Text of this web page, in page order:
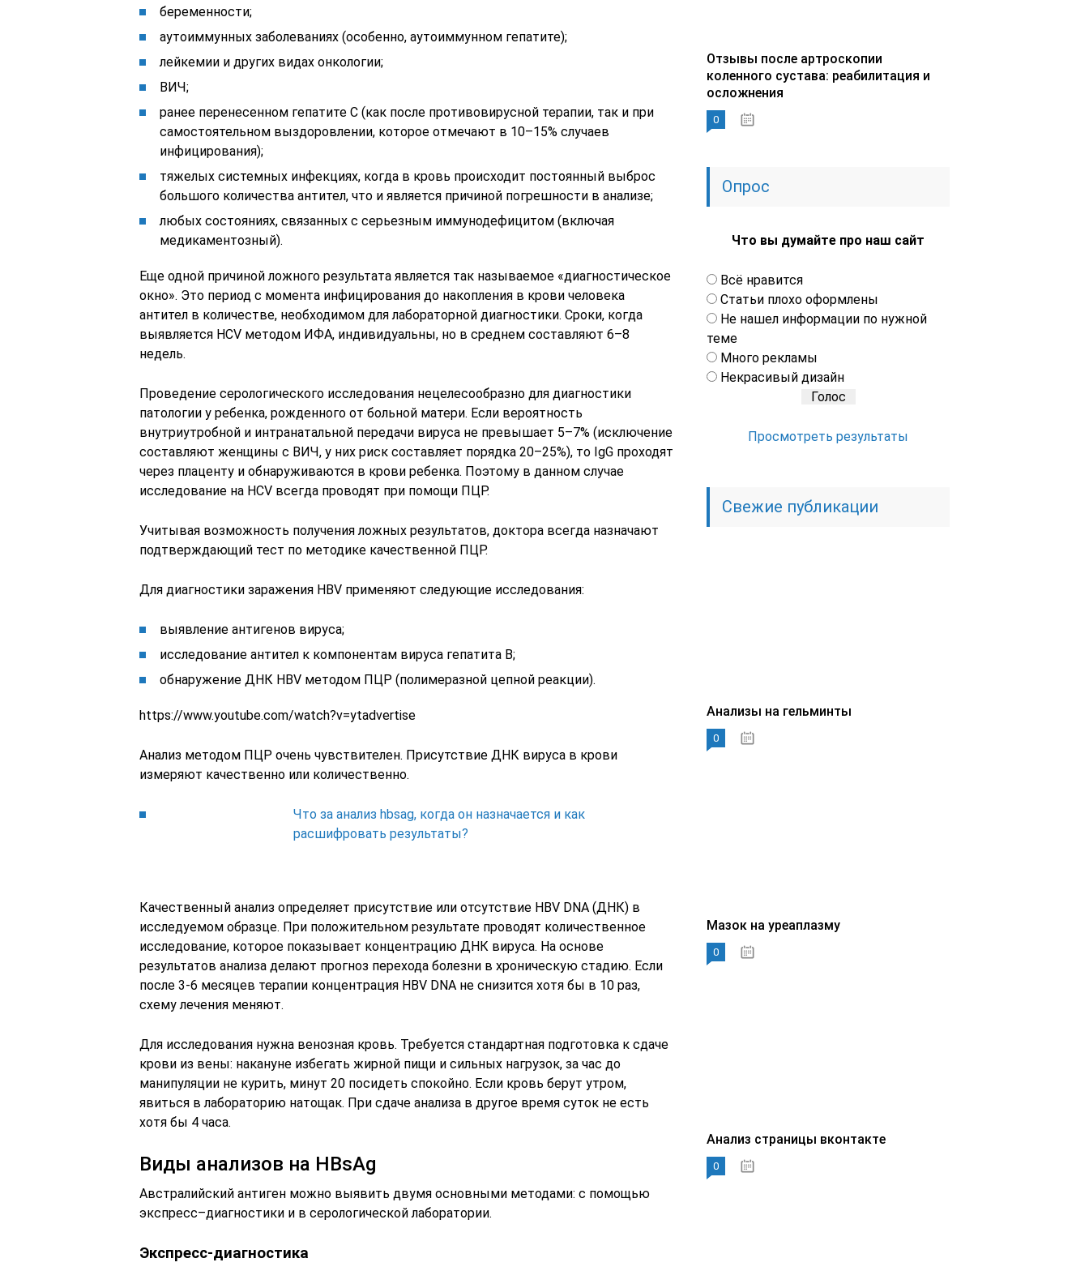
беременности;
аутоиммунных заболеваниях (особенно, аутоиммунном гепатите);
лейкемии и других видах онкологии;
ВИЧ;
ранее перенесенном гепатите С (как после противовирусной терапии, так и при
самостоятельном выздоровлении, которое отмечают в 10–15% случаев
инфицирования);
тяжелых системных инфекциях, когда в кровь происходит постоянный выброс
большого количества антител, что и является причиной погрешности в анализе;
любых состояниях, связанных с серьезным иммунодефицитом (включая
медикаментозный).
Еще одной причиной ложного результата является так называемое «диагностическое
окно». Это период с момента инфицирования до накопления в крови человека
антител в количестве, необходимом для лабораторной диагностики. Сроки, когда
выявляется HCV методом ИФА, индивидуальны, но в среднем составляют 6–8
недель.
Проведение серологического исследования нецелесообразно для диагностики
патологии у ребенка, рожденного от больной матери. Если вероятность
внутриутробной и интранатальной передачи вируса не превышает 5–7% (исключение
составляют женщины с ВИЧ, у них риск составляет порядка 20–25%), то IgG проходят
через плаценту и обнаруживаются в крови ребенка. Поэтому в данном случае
исследование на HCV всегда проводят при помощи ПЦР.
Учитывая возможность получения ложных результатов, доктора всегда назначают
подтверждающий тест по методике качественной ПЦР.
Для диагностики заражения HBV применяют следующие исследования:
выявление антигенов вируса;
исследование антител к компонентам вируса гепатита В;
обнаружение ДНК HBV методом ПЦР (полимеразной цепной реакции).
https://www.youtube.com/watch?v=ytadvertise
Анализ методом ПЦР очень чувствителен. Присутствие ДНК вируса в крови
измеряют качественно или количественно.
Что за анализ hbsag, когда он назначается и как
расшифровать результаты?
Качественный анализ определяет присутствие или отсутствие HBV DNA (ДНК) в
исследуемом образце. При положительном результате проводят количественное
исследование, которое показывает концентрацию ДНК вируса. На основе
результатов анализа делают прогноз перехода болезни в хроническую стадию. Если
после 3-6 месяцев терапии концентрация HBV DNA не снизится хотя бы в 10 раз,
схему лечения меняют.
Для исследования нужна венозная кровь. Требуется стандартная подготовка к сдаче
крови из вены: накануне избегать жирной пищи и сильных нагрузок, за час до
манипуляции не курить, минут 20 посидеть спокойно. Если кровь берут утром,
явиться в лабораторию натощак. При сдаче анализа в другое время суток не есть
хотя бы 4 часа.
Виды анализов на HBsAg
Австралийский антиген можно выявить двумя основными методами: с помощью
экспресс–диагностики и в серологической лаборатории.
Экспресс-диагностика
Отзывы после артроскопии
коленного сустава: реабилитация и
осложнения
0
Опрос
Что вы думайте про наш сайт
Всё нравится
Статьи плохо оформлены
Не нашел информации по нужной
теме
Много рекламы
Некрасивый дизайн
Просмотреть результаты
Свежие публикации
Анализы на гельминты
0
Мазок на уреаплазму
0
Анализ страницы вконтакте
0